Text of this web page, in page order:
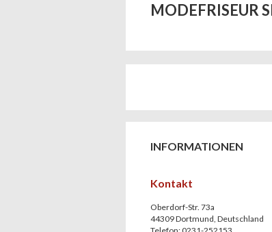
MODEFRISEUR
INFORMATIONEN
Kontakt
Oberdorf-Str. 73a
44309Dortmund, Deutschland